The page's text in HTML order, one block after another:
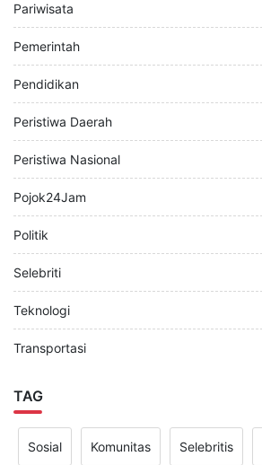
Pariwisata
Pemerintah
Pendidikan
Peristiwa Daerah
Peristiwa Nasional
Pojok24Jam
Politik
Selebriti
Teknologi
Transportasi
TAG
Sosial Komunitas Selebritis